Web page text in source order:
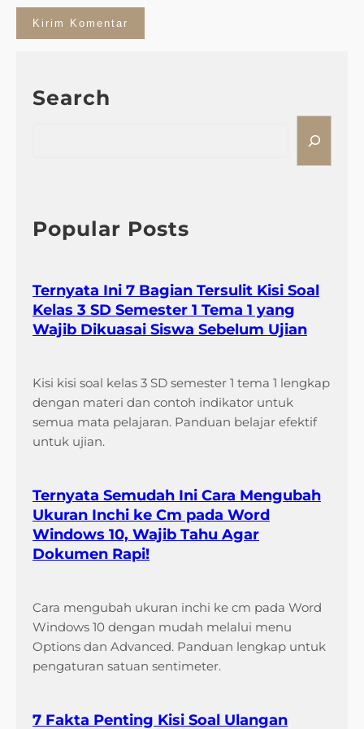
Search
h
Popular Posts
Ternyata Ini 7 Bagian Tersulit Kisi Soal
Kelas 3 SD Semester 1 Tema 1 yang
Wajib Dikuasai Siswa Sebelum Ujian
Kisi kisi soal kelas 3 SD semester 1 tema 1 lengkap
dengan materi dan contoh indikator untuk
semua mata pelajaran. Panduan belajar efektif
untuk ujian.
Ternyata Semudah Ini Cara Mengubah
Ukuran Inchi ke Cm pada Word
Windows 10, Wajib Tahu Agar
Dokumen Rapi!
Cara mengubah ukuran inchi ke cm pada Word
Windows 10 dengan mudah melalui menu
Options dan Advanced. Panduan lengkap untuk
pengaturan satuan sentimeter.
7 Fakta Penting Kisi Soal Ulangan